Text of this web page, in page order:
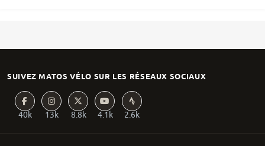
SUIVEZ MATOS VÉLO SUR LES RÉSEAUX SOCIAUX
40k 13k 8.8k 4.1k 2.6k